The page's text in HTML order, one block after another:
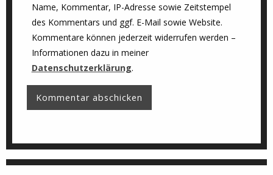
Name, Kommentar, IP-Adresse sowie Zeitstempel
des Kommentars und ggf. E-Mail sowie Website.
Kommentare können jederzeit widerrufen werden –
Informationen dazu in meiner
Datenschutzerklärung.